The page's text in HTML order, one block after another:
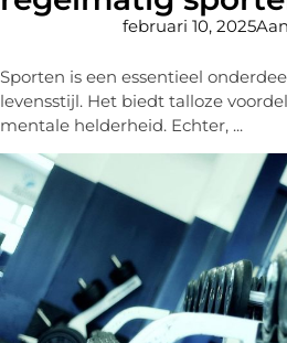
februari 10, 2025
Sporten is een essentieel
levensstijl. Het biedt talloze
mentale helderheid. Echter, ...